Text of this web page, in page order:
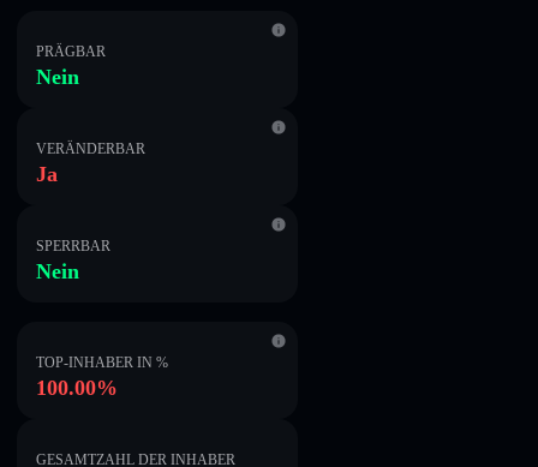
PRÄGBAR
Nein
VERÄNDERBAR
Ja
SPERRBAR
Nein
TOP-INHABER IN %
100.00%
GESAMTZAHL DER INHABER